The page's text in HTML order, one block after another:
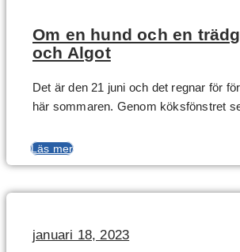
Om en hund och en
och Algot
Det är den 21 juni och det regnar för
här sommaren. Genom köksfönstret
Läs mer
januari 18, 2023